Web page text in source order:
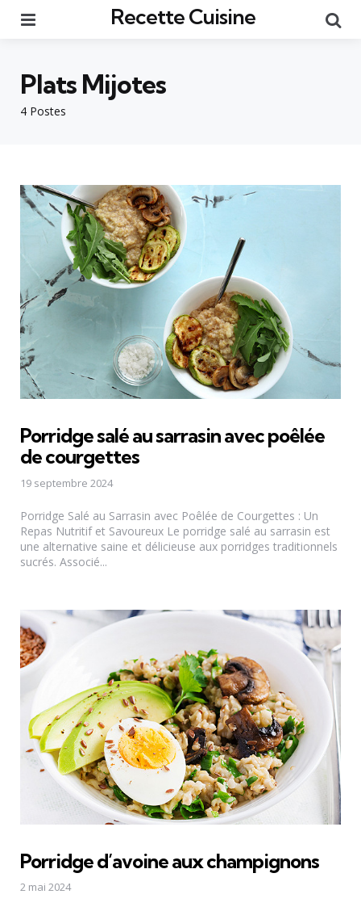
Recette Cuisine
4 Postes
Plats Mijotes
Porridge salé au sarrasin avec poêlée
de courgettes
19 septembre 2024
Porridge Salé au Sarrasin avec Poêlée de Courgettes : Un
Repas Nutritif et Savoureux Le porridge salé au sarrasin est
une alternative saine et délicieuse aux porridges traditionnels
sucrés. Associé...
Porridge d’avoine aux champignons
2 mai 2024